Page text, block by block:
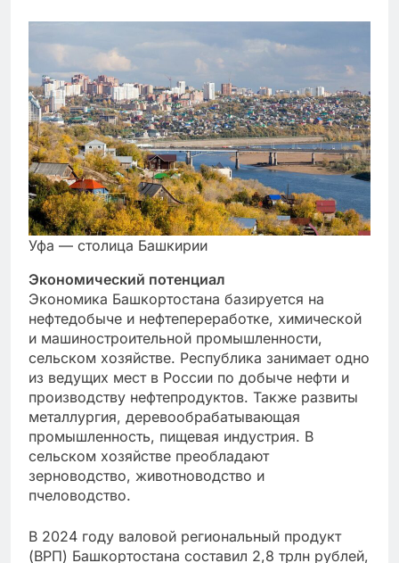
Уфа — столица Башкирии
Экономический потенциал
Экономика Башкортостана базируется на
нефтедобыче и нефтепереработке, химической
и машиностроительной промышленности,
сельском хозяйстве. Республика занимает одно
из ведущих мест в России по добыче нефти и
производству нефтепродуктов. Также развиты
металлургия, деревообрабатывающая
промышленность, пищевая индустрия. В
сельском хозяйстве преобладают
зерноводство, животноводство и
пчеловодство.
В 2024 году валовой региональный продукт
(ВРП) Башкортостана составил 2,8 трлн рублей,